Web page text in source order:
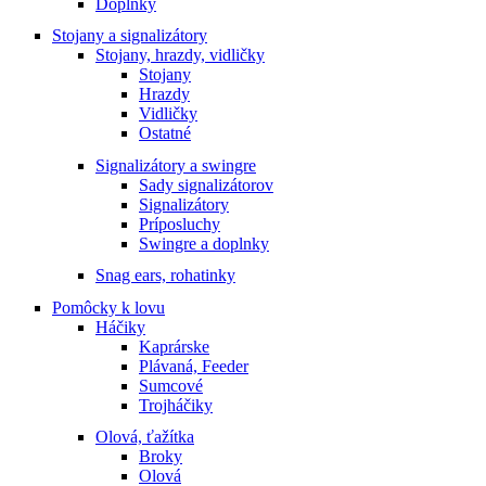
Stojany a signalizátory
Stojany, hrazdy, vidličky
Stojany
Hrazdy
Vidličky
Ostatné
Signalizátory a swingre
Sady signalizátorov
Signalizátory
Príposluchy
Swingre a doplnky
Snag ears, rohatinky
Pomôcky k lovu
Háčiky
Kaprárske
Plávaná, Feeder
Sumcové
Trojháčiky
Olová, ťažítka
Broky
Olová